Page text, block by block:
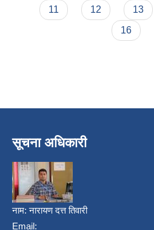
11
12 13
16
सूचना अधिकारी
नाम:नारायण दत्त तिवारी
Email: